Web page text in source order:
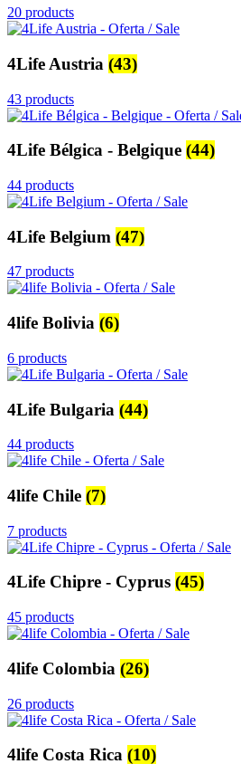
20 products
4Life Austria (43)
43 products
4Life Bélgica - Belgique (44)
44 products
4Life Belgium (47)
47 products
4life Bolivia (6)
6 products
4Life Bulgaria (44)
44 products
4life Chile (7)
7 products
4Life Chipre - Cyprus (45)
45 products
4life Colombia (26)
26 products
4life Costa Rica (10)